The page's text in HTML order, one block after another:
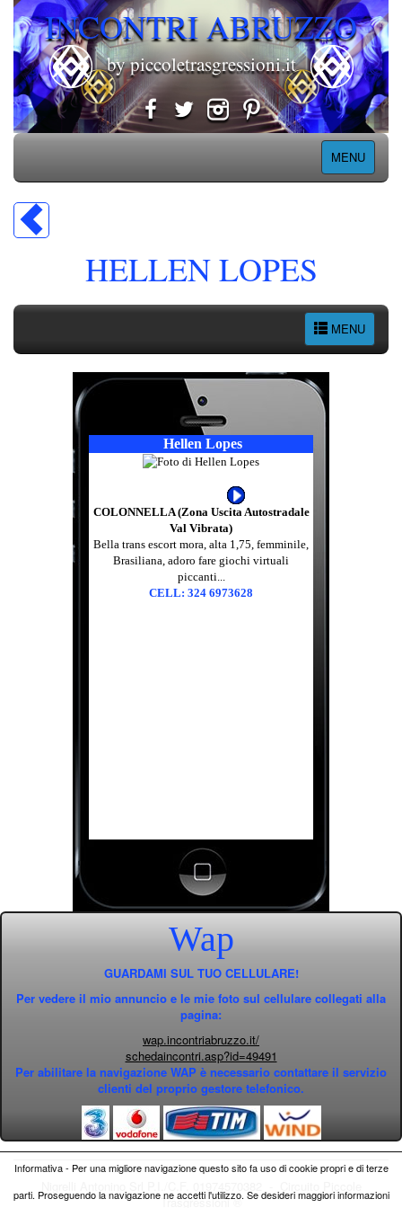
INCONTRI ABRUZZO
by piccoletrasgressioni.it
MENU
HELLEN LOPES
MENU
Hellen Lopes
COLONNELLA (Zona Uscita Autostradale
Val Vibrata)
Bella trans escort mora, alta 1,75, femminile,
Brasiliana, adoro fare giochi virtuali
piccanti...
CELL: 324 6973628
Wap
GUARDAMI SUL TUO CELLULARE!
Per vedere il mio annuncio e le mie foto sul cellulare collegati alla
pagina:
wap.incontriabruzzo.it/
schedaincontri.asp?id=49491
Per abilitare la navigazione WAP è necessario contattare il servizio
clienti del proprio gestore telefonico.
Trasgressioni ®
Informativa - Per una migliore navigazione questo sito fa uso di cookie propri e di terze
parti. Proseguendo la navigazione ne accetti l'utilizzo. Se desideri maggiori informazioni